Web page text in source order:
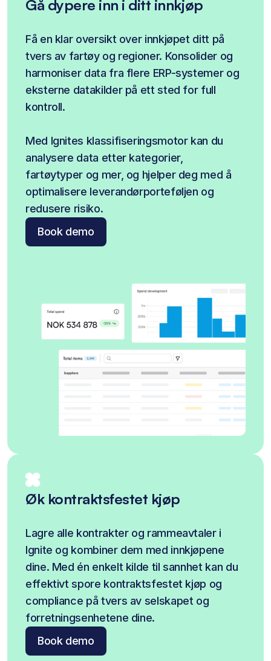
Gå dypere inn i ditt innkjøp
Få en klar oversikt over innkjøpet ditt på
tvers av fartøy og regioner. Konsolider og
harmoniser data fra flere ERP-systemer og
eksterne datakilder på ett sted for full
kontroll.
Med Ignites klassifiseringsmotor kan du
analysere data etter kategorier,
fartøytyper og mer, og hjelper deg med å
optimalisere leverandørporteføljen og
redusere risiko.
Book demo
Øk kontraktsfestet kjøp
Lagre alle kontrakter og rammeavtaler i
Ignite og kombiner dem med innkjøpene
dine. Med én enkelt kilde til sannhet kan du
effektivt spore kontraktsfestet kjøp og
compliance på tvers av selskapet og
forretningsenhetene dine.
Book demo